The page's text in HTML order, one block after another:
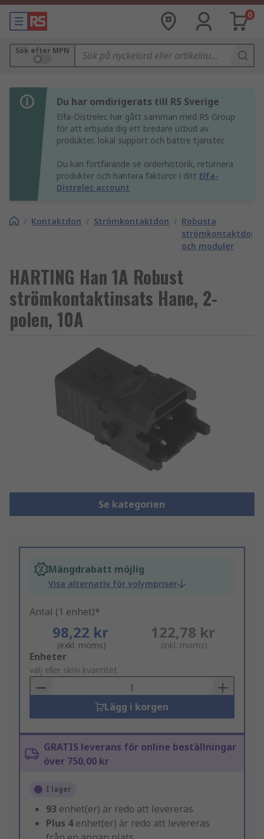
0
Sök efter MPN
Du har omdirigerats till RS Sverige
Elfa-Distrelec har gått samman med RS Group
för att erbjuda dig ett bredare utbud av
produkter, lokal support och bättre tjänster.
Du kan fortfarande se orderhistorik, returnera
produkter och hantera fakturor i ditt Elfa-
Distrelec account
/ Kontaktdon / Strömkontaktdon / Robusta
och moduler
HARTING Han 1A Robust
strömkontaktinsats Hane, 2-
polen, 10A
Se kategorien
Mängdrabatt möjlig
Visa alternativ för volympriser
Antal (1 enhet)*
98,22 kr
(exkl. moms)
122,78 kr
(inkl. moms)
Add
to
Basket
Enheter
välj eller skriv kvantitet
Lägg i korgen
GRATIS leverans för online beställningar
över 750,00 kr
I lager
93 enhet(er) är redo att levereras
Plus 4enhet(er) är redo att levereras